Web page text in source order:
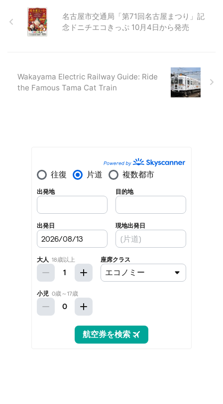
名古屋市交通局「第71回名古屋まつり」記
念ドニチエコきっぷ 10月4日から発売
Wakayama Electric Railway Guide: Ride
the Famous Tama Cat Train